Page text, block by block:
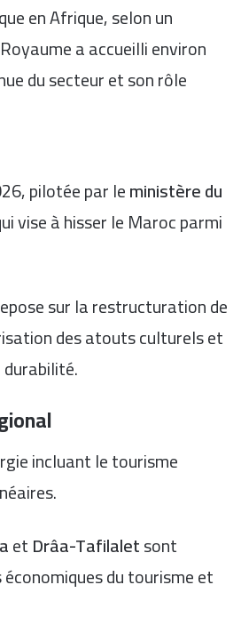
en Afrique, selon un
a accueilli environ
du secteur et son rôle
pilotée par leministère du
vise à hisser le Maroc parmi
sur la restructuration de
des atouts culturels et
incluant le tourisme
etDrâa-Tafilaletsont
du tourisme et